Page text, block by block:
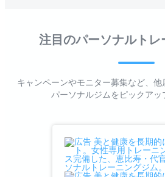
注目のパーソナルトレ
キャンペーンやモニター募集など、
パーソナルジムをピックアッ